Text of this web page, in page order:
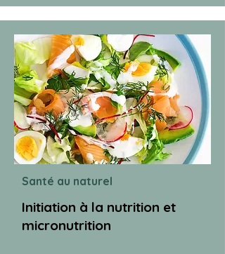
Santé au naturel
Initiation à la nutrition et
micronutrition